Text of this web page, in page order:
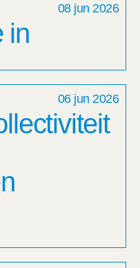
08 jun 2026
in
06 jun 2026